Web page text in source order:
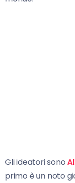
Gli ideatori sono
primo è un noto